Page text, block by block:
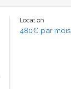
Location
480€ par mois